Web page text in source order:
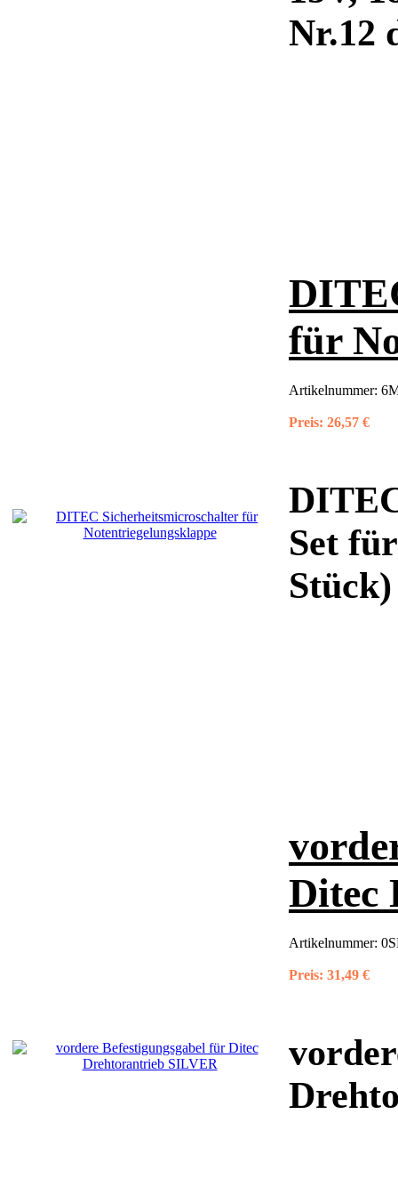
Nr.12
für
Artikelnummer:
Preis: 26,57 €
Set
Stück)
Ditec
Artikelnummer:
Preis: 31,49 €